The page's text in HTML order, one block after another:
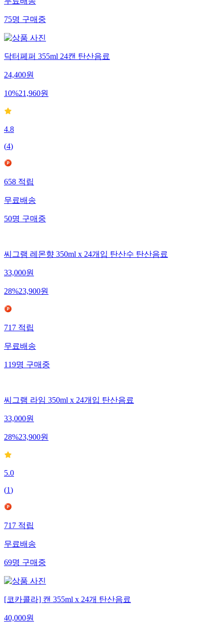
무료배송
75명구매중
닥터페퍼 355ml 24캔 탄산음료
24,400원
10%21,960원
4.8
(4)
658적립
무료배송
50명구매중
씨그램 레몬향 350ml x 24개입 탄산수 탄산음료
33,000원
28%23,900원
717적립
무료배송
119명구매중
씨그램 라임 350ml x 24개입 탄산음료
33,000원
28%23,900원
5.0
(1)
717적립
무료배송
69명구매중
[코카콜라] 캔 355ml x 24개 탄산음료
40,000원